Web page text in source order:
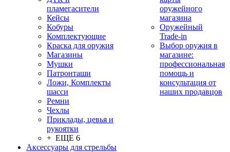
пламегасители
Кейсы
Кобуры
Комплектующие
Краска для оружия
Магазины
Мушки
Патронташи
Ложи, Комплекты
шасси
Ремни
Чехлы
Приклады, цевья и
рукоятки
+ ЕЩЕ 6
Аксессуары для стрельбы
оружейного
магазина
Оружейный
Trade-in
Выбор оружия в
магазине:
профессиональная
помощь и
консультация от
наших продавцов